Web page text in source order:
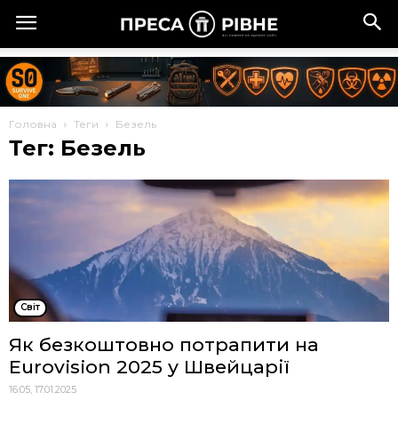
Головна Теги Безель
Тег: Безель
Cвіт
Як безкоштовно потрапити на
Eurovision 2025 у Швейцарії
16:05, 17.01.2025